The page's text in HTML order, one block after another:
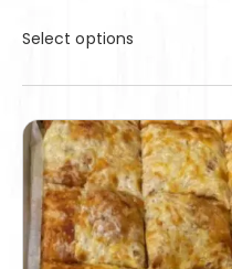
Select options